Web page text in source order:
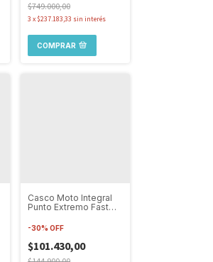
$749.000,00
3 x $237.183,33 sin interés
COMPRAR
Casco Moto Integral
Punto Extremo Fast
-30% OFF
$101.430,00